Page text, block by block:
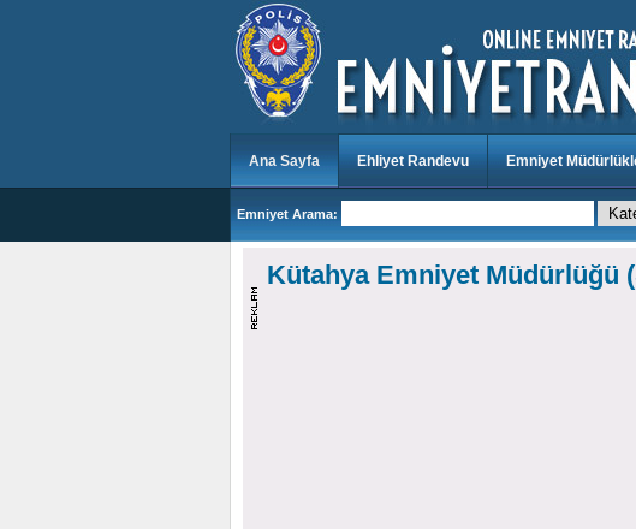
Ana Sayfa Ehliyet Randevu Emniyet
Emniyet Arama:
Kütahya Emniyet Müdürlüğü